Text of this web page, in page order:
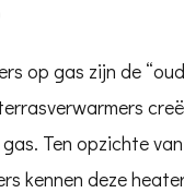
op gas zijn de
Ten opzichte
kennen deze